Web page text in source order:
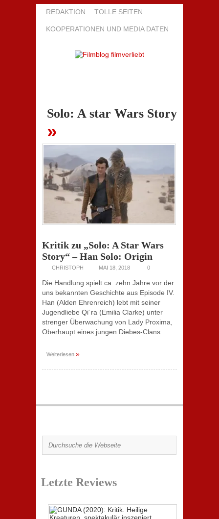
REDAKTION TOLLE SEITEN
KOOPERATIONEN UND MEDIA DATEN
Solo: A star Wars Story
»
Kritik zu „Solo: A Star Wars
Story“ – Han Solo: Origin
CHRISTOPH MAI 18, 2018 0
Die Handlung spielt ca. zehn Jahre vor der
uns bekannten Geschichte aus Episode IV.
Han (Alden Ehrenreich) lebt mit seiner
Jugendliebe Qi´ra (Emilia Clarke) unter
strenger Überwachung von Lady Proxima,
Oberhaupt eines jungen Diebes-Clans.
Weiterlesen »
Letzte Reviews